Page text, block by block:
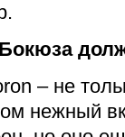
– не
нежный